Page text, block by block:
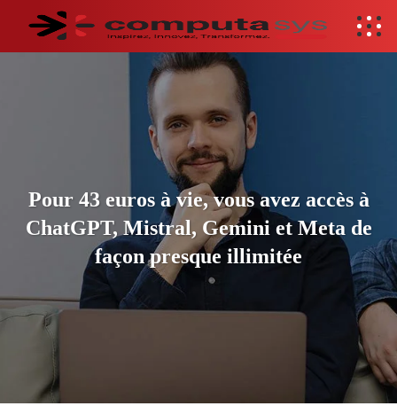
Pour 43 euros à vie, vous avez accès à
ChatGPT, Mistral, Gemini et Meta de
façon presque illimitée